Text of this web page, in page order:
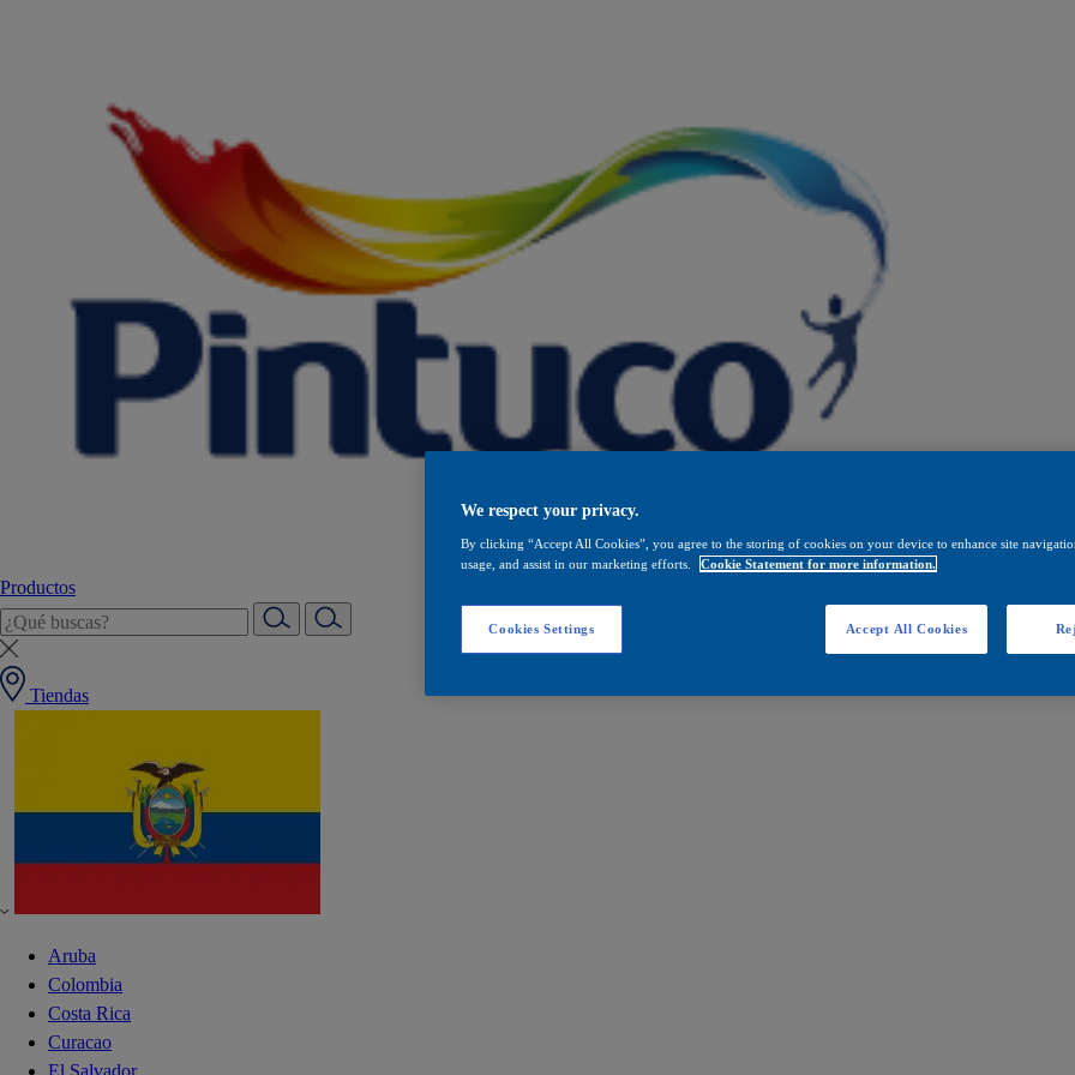
Productos
Tiendas
Aruba
Colombia
Costa Rica
Curacao
El Salvador
We respect your privacy.
By clicking “Accept All Cookies”, you agree to the storing of cookies on your device to enhance site
usage, and assist in our marketing efforts.
Cookie Statement for more information.
Cookies Settings Accept All Cookies